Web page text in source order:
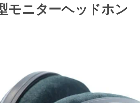
モニターヘッドホン